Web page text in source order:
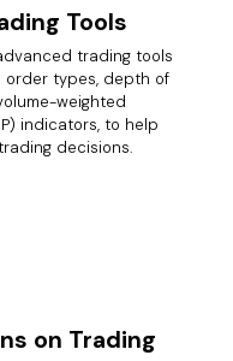
Tools
trading tools
order types, depth of
weighted
indicators, to help
decisions.
on Trading